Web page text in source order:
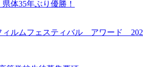
体35年ぶり優勝！
ィルムフェスティバル アワード